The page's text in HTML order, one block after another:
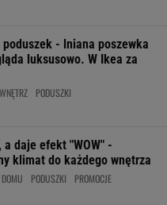
- lniana poszewka
luksusowo. W Ikea za
PODUSZKI
a daje efekt "WOW" -
klimat do każdego wnętrza
PODUSZKI PROMOCJE